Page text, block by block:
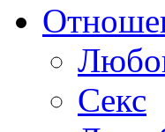
Секс